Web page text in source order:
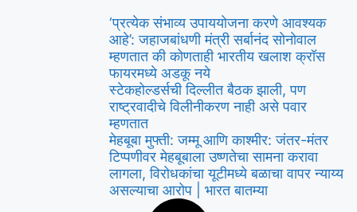
‘प्रत्येक संभाव्य उपाययोजना करणे आवश्यक
आहे’: जहाजबांधणी मंत्री सर्बानंद सोनोवाल
म्हणतात की कोणताही भारतीय खलाश क्रॉस
फायरमध्ये अडकू नये
स्टेकहोल्डर्सची दिल्लीत बैठक झाली, पण
राष्ट्रवादीचे विलीनीकरण नाही असे पवार
म्हणतात
मेहबूबा मुफ्ती: जम्मू आणि काश्मीर: जंतर-मंतर
टिप्पणीवर मेहबूबाला उष्णतेचा सामना करावा
लागला, विरोधकांचा यूटीमध्ये बळाचा वापर न्याय्य
असल्याचा आरोप | भारत बातम्या